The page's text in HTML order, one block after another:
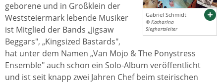
Gabriel Schmidt
© Katharina
Sieghartsleiter
geborene und in Großklein der
Weststeiermark lebende Musiker
ist Mitglied der Bands „Jigsaw
Beggars", „Kingsized Bastards",
hat unter dem Namen „Van Mojo & The Ponystress
Ensemble" auch schon ein Solo-Album veröffentlicht
und ist seit knapp zwei Jahren Chef beim steirischen